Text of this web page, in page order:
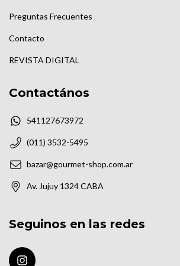
Preguntas Frecuentes
Contacto
REVISTA DIGITAL
Contactános
541127673972
(011) 3532-5495
bazar@gourmet-shop.com.ar
Av. Jujuy 1324 CABA
Seguinos en las redes